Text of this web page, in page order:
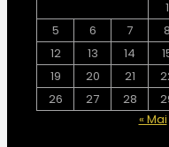
1
5
6 7 8
12
13 14
19
20 21
26
27 28
« Mai